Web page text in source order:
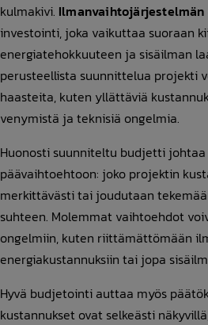
kulmakivi. Ilmanvaihtojärjestelmän
investointi, joka vaikuttaa suoraan
energiatehokkuuteen ja sisäilman
perusteellista suunnittelua projekti
haasteita, kuten yllättäviä
venymistä ja teknisiä ongelmia.
Huonosti suunniteltu budjetti
päävaihtoehtoon: joko projektin
merkittävästi tai joudutaan
suhteen. Molemmat vaihtoehdot
ongelmiin, kuten riittämättömään
energiakustannuksiin tai jopa
Hyvä budjetointi auttaa myös
kustannukset ovat selkeästi